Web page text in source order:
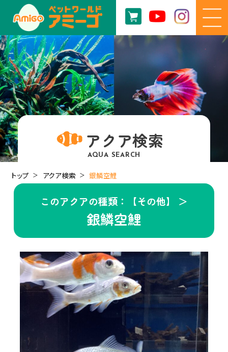
アクア検索
AQUA SEARCH
トップ アクア検索 銀鱗空鯉
このアクアの種類：【その他】 ＞
銀鱗空鯉